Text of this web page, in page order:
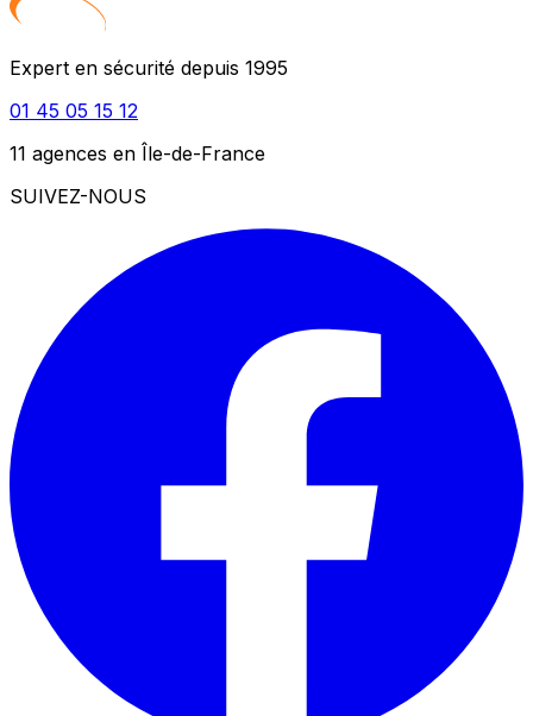
Expert en sécurité depuis 1995
01 45 05 15 12
11 agences en Île-de-France
SUIVEZ-NOUS